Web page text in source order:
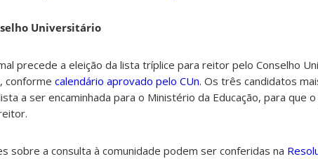
Universitário
precede a eleição da lista tríplice para reitor pelo Conselho
, conforme calendário aprovado pelo CUn. Os três candidatos
a ser encaminhada para o Ministério da Educação, para que
sobre a consulta à comunidade podem ser conferidas na